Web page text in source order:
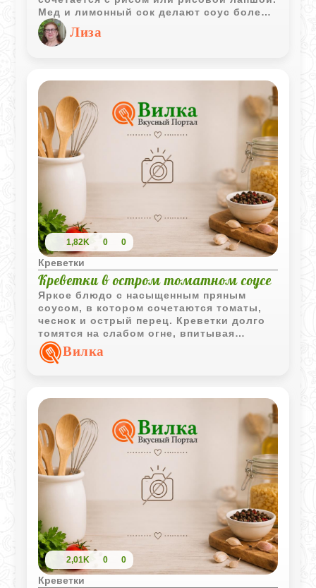
Мед и лимонный сок делают соус более
сбалансированным и насыщенным.
Лиза
1,82K 0 0
Креветки
Креветки в остром томатном соусе
Яркое блюдо с насыщенным пряным
соусом, в котором сочетаются томаты,
чеснок и острый перец. Креветки долго
томятся на слабом огне, впитывая
аромат специй и овощей.
Вилка
2,01K 0 0
Креветки